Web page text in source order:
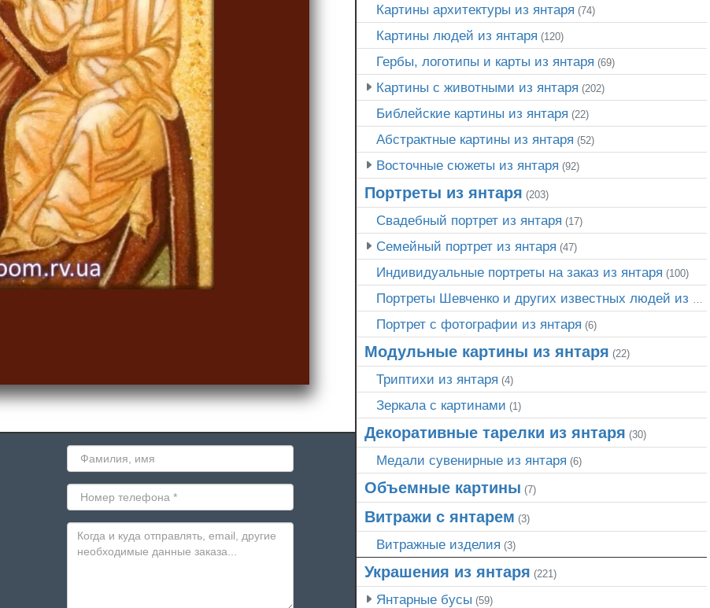
Картины архитектуры из янтаря (74)
Картины людей из янтаря (120)
Гербы, логотипы и карты из янтаря (69)
Картины с животными из янтаря (202)
Библейские картины из янтаря (22)
Абстрактные картины из янтаря (52)
Восточные сюжеты из янтаря (92)
Портреты из янтаря (203)
Свадебный портрет из янтаря (17)
Семейный портрет из янтаря (47)
Индивидуальные портреты на заказ из янтаря (100)
Портреты Шевченко и других известных людей из янтаря
Портрет c фотографии из янтаря (6)
Модульные картины из янтаря (22)
Триптихи из янтаря (4)
Зеркала с картинами (1)
Декоративные тарелки из янтаря (30)
Медали сувенирные из янтаря (6)
Объемные картины (7)
Витражи с янтарем (3)
Витражные изделия (3)
Украшения из янтаря (221)
Янтарные бусы (59)